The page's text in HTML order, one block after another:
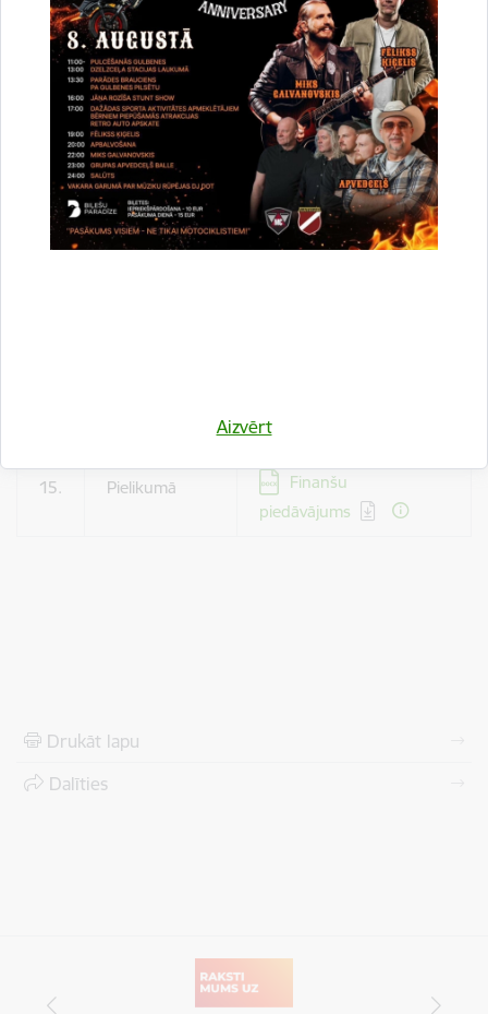
Aizvērt
14.
Pretendenta
tiesības un
pienākumi
tirgus izpētes
procedūras
Iesniedzot piedāvājumu,
pieprasīt apliecinājumu,
ka piedāvājums ir
saņemts;
Sagatavot piedāvājumus
atbilstoši noteikumu
prasībām;
Sniegt atbildes uz
15. Pielikumā Lejupielādēt:
Finanšu
piedāvājums
Drukāt lapu
Dalīties